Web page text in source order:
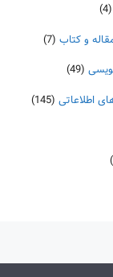
(4)
و کتاب (7)
(49)
اطلاعاتی (145)